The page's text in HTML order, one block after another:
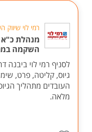
רמי לוי
מנהלת כ"א
השקמה
לסניף רמי לוי
גיוס, קליטה, פרט,
העובדים מתהליך
מלאה.